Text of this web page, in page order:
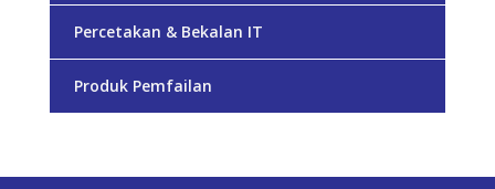
Percetakan & Bekalan IT
Produk Pemfailan